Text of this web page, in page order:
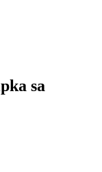
sa